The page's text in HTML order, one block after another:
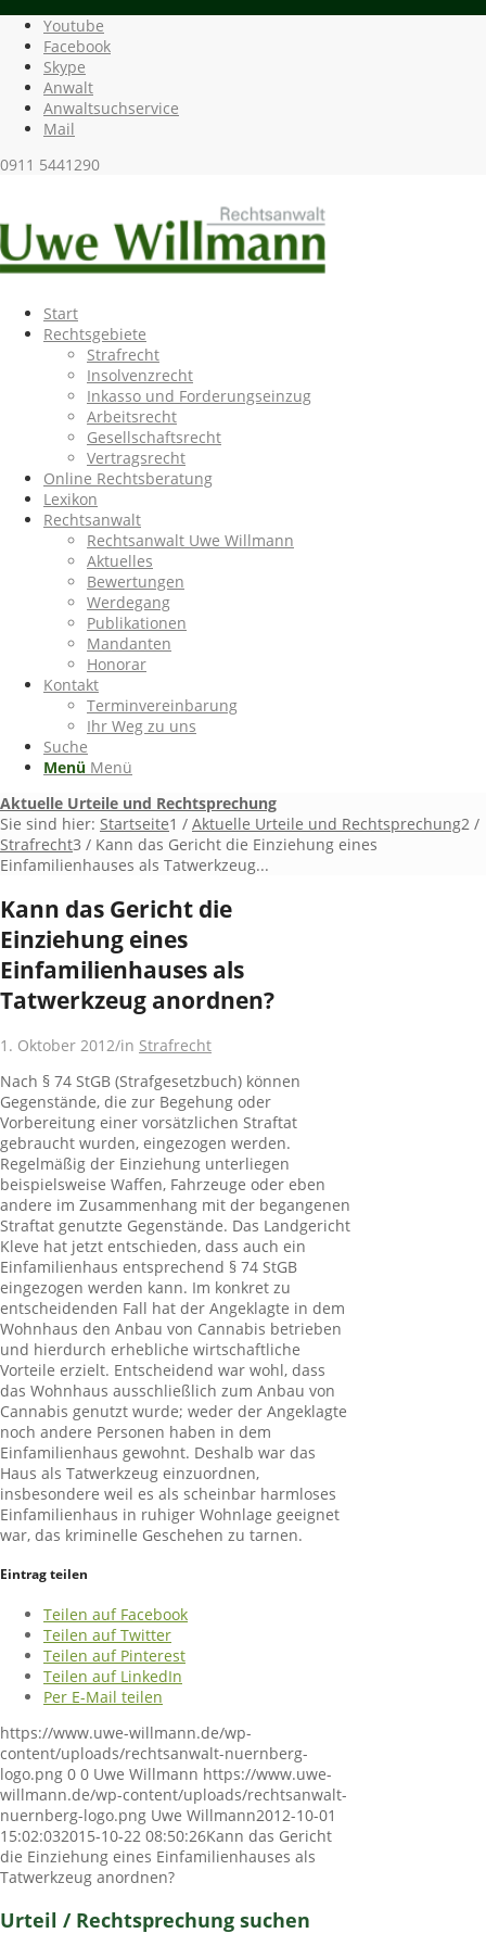
Youtube
Facebook
Skype
Anwalt
Anwaltsuchservice
Mail
0911 5441290
Start
Rechtsgebiete
Strafrecht
Insolvenzrecht
Inkasso und Forderungseinzug
Arbeitsrecht
Gesellschaftsrecht
Vertragsrecht
Online Rechtsberatung
Lexikon
Rechtsanwalt
Rechtsanwalt Uwe Willmann
Aktuelles
Bewertungen
Werdegang
Publikationen
Mandanten
Honorar
Kontakt
Terminvereinbarung
Ihr Weg zu uns
Suche
Menü Menü
Aktuelle Urteile und Rechtsprechung
Sie sind hier: Startseite1 / Aktuelle Urteile und Rechtsprechung2 /
Strafrecht3 / Kann das Gericht die Einziehung eines
Einfamilienhauses als Tatwerkzeug...
Kann das Gericht die
Einziehung eines
Einfamilienhauses als
Tatwerkzeug anordnen?
1. Oktober 2012/in Strafrecht
Nach § 74 StGB (Strafgesetzbuch) können
Gegenstände, die zur Begehung oder
Vorbereitung einer vorsätzlichen Straftat
gebraucht wurden, eingezogen werden.
Regelmäßig der Einziehung unterliegen
beispielsweise Waffen, Fahrzeuge oder eben
andere im Zusammenhang mit der begangenen
Straftat genutzte Gegenstände. Das Landgericht
Kleve hat jetzt entschieden, dass auch ein
Einfamilienhaus entsprechend § 74 StGB
eingezogen werden kann. Im konkret zu
entscheidenden Fall hat der Angeklagte in dem
Wohnhaus den Anbau von Cannabis betrieben
und hierdurch erhebliche wirtschaftliche
Vorteile erzielt. Entscheidend war wohl, dass
das Wohnhaus ausschließlich zum Anbau von
Cannabis genutzt wurde; weder der Angeklagte
noch andere Personen haben in dem
Einfamilienhaus gewohnt. Deshalb war das
Haus als Tatwerkzeug einzuordnen,
insbesondere weil es als scheinbar harmloses
Einfamilienhaus in ruhiger Wohnlage geeignet
war, das kriminelle Geschehen zu tarnen.
Eintrag teilen
Teilen auf Facebook
Teilen auf Twitter
Teilen auf Pinterest
Teilen auf LinkedIn
Per E-Mail teilen
https://www.uwe-willmann.de/wp-
content/uploads/rechtsanwalt-nuernberg-
logo.png 0 0 Uwe Willmann https://www.uwe-
willmann.de/wp-content/uploads/rechtsanwalt-
nuernberg-logo.png Uwe Willmann2012-10-01
15:02:032015-10-22 08:50:26Kann das Gericht
die Einziehung eines Einfamilienhauses als
Tatwerkzeug anordnen?
Urteil / Rechtsprechung suchen